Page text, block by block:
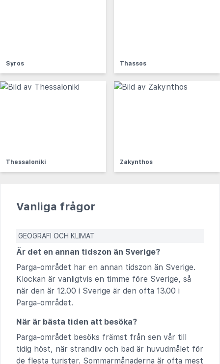
Syros Thassos
Thessaloniki Zakynthos
Vanliga frågor
GEOGRAFI OCH KLIMAT
Är det en annan tidszon än Sverige?
Parga-området har en annan tidszon än Sverige.
Klockan är vanligtvis en timme före Sverige, så
när den är 12.00 i Sverige är den ofta 13.00 i
Parga-området.
När är bästa tiden att besöka?
Parga-området besöks främst från sen vår till
tidig höst, när strandliv och bad är huvudmålet för
de flesta turister. Sommarmånaderna är ofta mest